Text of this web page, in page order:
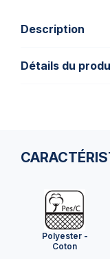
Description
Détails du
Polyester -
Coton